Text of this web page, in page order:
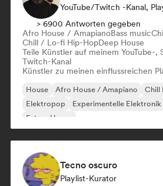
YouTube/Twitch -Kanal,
> 6900 Antworten gegeben
Afro House / AmapianoBass music
Chill / Lo-fi Hip-HopDeep House
Teile Künstler auf meinem YouTube-,
Twitch-Kanal
Künstler zu meinen einflussreichen
House Afro House / Amapiano Chill
Elektropop
Experimentelle Elektronik
Future House
Tecno oscuro
Playlist-Kurator